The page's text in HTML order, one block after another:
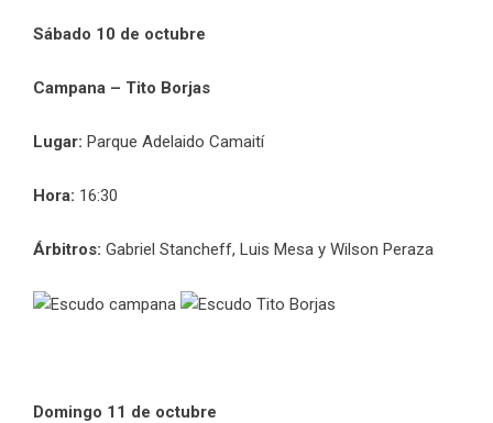
Sábado 10 de octubre
Campana – Tito Borjas
Lugar: Parque Adelaido Camaití
Hora: 16:30
Árbitros: Gabriel Stancheff, Luis Mesa y Wilson Peraza
Domingo 11 de octubre